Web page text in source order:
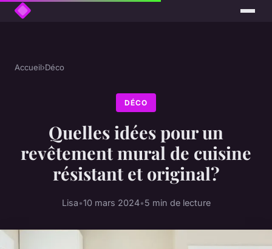
Accueil›Déco
DÉCO
Quelles idées pour un
revêtement mural de cuisine
résistant et original?
Lisa•10 mars 2024•5 min de lecture